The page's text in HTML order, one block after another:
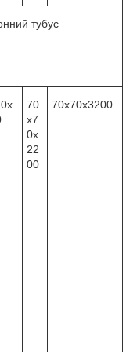
тубус
70
х7
0х
22
00
70х70х3200